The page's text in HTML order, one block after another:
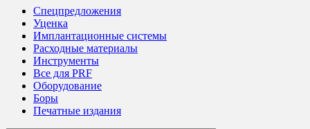
Спецпредложения
Уценка
Имплантационные системы
Расходные материалы
Инструменты
Все для PRF
Оборудование
Боры
Печатные издания